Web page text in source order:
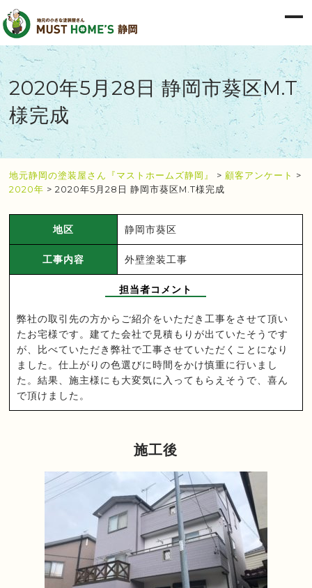
2020年5月28日 静岡市葵区M.T
様完成
地元静岡の塗装屋さん『マストホームズ静岡』 >顧客アンケート >
2020年 >2020年5月28日 静岡市葵区M.T様完成
地区 静岡市葵区
工事内容 外壁塗装工事
担当者コメント
弊社の取引先の方からご紹介をいただき工事をさせて頂い
たお宅様です。建てた会社で見積もりが出ていたそうです
が、比べていただき弊社で工事させていただくことになり
ました。仕上がりの色選びに時間をかけ慎重に行いまし
た。結果、施主様にも大変気に入ってもらえそうで、喜ん
で頂けました。
施工後